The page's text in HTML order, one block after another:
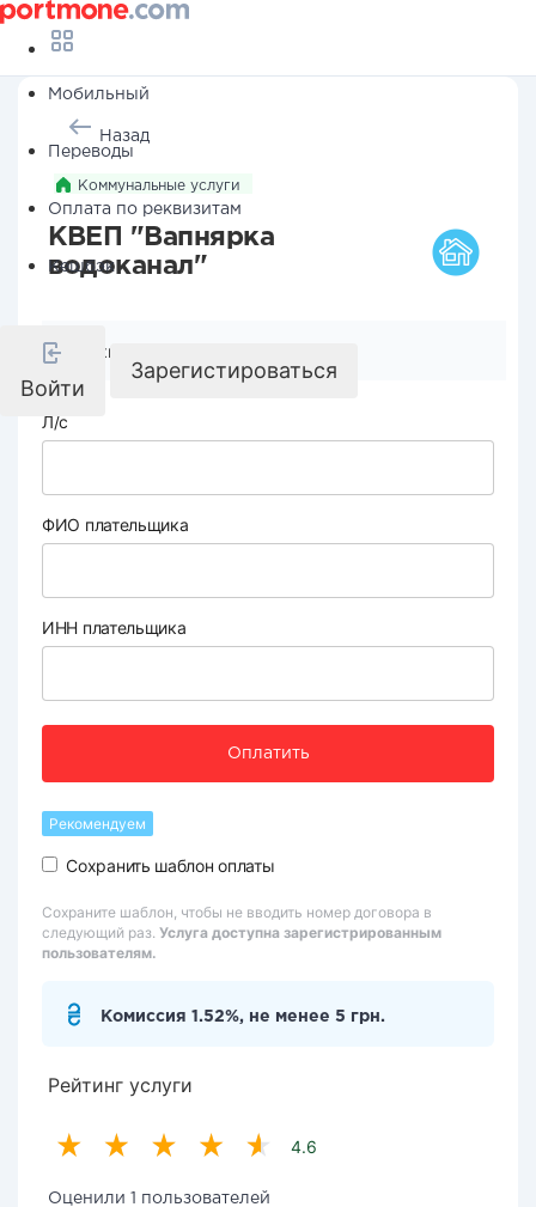
Мобильный
Переводы
Оплата по реквизитам
Кешбэк
Войти
Зарегистироваться
Назад
Коммунальные услуги
КВЕП "Вапнярка
водоканал"
Реквизиты компании
Л/с
ФИО плательщика
ИНН плательщика
Оплатить
Рекомендуем
Сохранить шаблон оплаты
Сохраните шаблон, чтобы не вводить номер договора в
следующий раз. Услуга доступна зарегистрированным
пользователям.
Комиссия 1.52%, не менее 5 грн.
Рейтинг услуги
4.6
Оценили 1 пользователей